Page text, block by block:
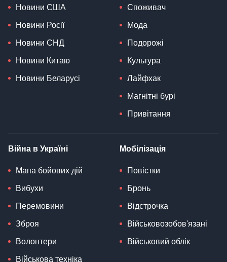
Новини США
Новини Росії
Новини СНД
Новини Китаю
Новини Беларусі
Споживач
Мода
Подорожі
Культура
Лайфхак
Магнітні бурі
Привітання
Війна в Україні
Мапа бойових дій
Вибухи
Перемовини
Зброя
Волонтери
Військова техніка
Мобілізація
Повістки
Бронь
Відстрочка
Військовозобов'язані
Військовий облік